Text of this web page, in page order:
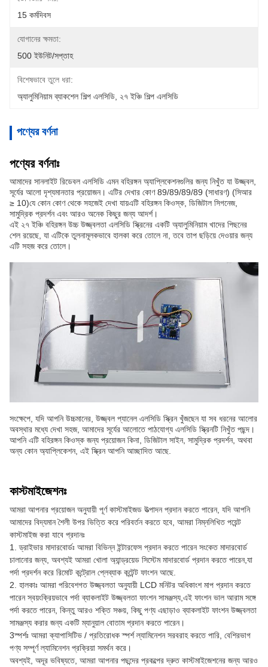
15 কর্মদিবস
যোগানের ক্ষমতা:
500 ইউনিট/সপ্তাহ
বিশেষভাবে তুলে ধরা:
অ্যালুমিনিয়াম ব্যাকশেল শিল্প এলসিডি ২৭ ইঞ্চি শিল্প এলসিডি
পণ্যের বর্ণনা
পণ্যের বর্ণনাঃ
আমাদের সানলাইট রিডেবল এলসিডি এমন বহিরঙ্গন অ্যাপ্লিকেশনগুলির জন্য নিখুঁত যা উজ্জ্বল,
সূর্যের আলো দৃশ্যমানতার প্রয়োজন। এটির দেখার কোণ 89/89/89/89 (সাধারণ) (সিআর
≥ 10)যে কোন কোণ থেকে সহজেই দেখা যায়এটি বহিরঙ্গন কিওস্ক, ডিজিটাল সিগনেজ,
সামুদ্রিক প্রদর্শন এবং আরও অনেক কিছুর জন্য আদর্শ।
এই ২৭ ইঞ্চি বহিরঙ্গন উচ্চ উজ্জ্বলতা এলসিডি স্ক্রিনের একটি অ্যালুমিনিয়াম খাদের পিছনের
শেল রয়েছে, যা এটিকে তুলনামূলকভাবে হালকা করে তোলে না, তবে তাপ ছড়িয়ে দেওয়ার জন্য
এটি সহজ করে তোলে।
সংক্ষেপে, যদি আপনি উচ্চমানের, উজ্জ্বল প্যানেল এলসিডি স্ক্রিন খুঁজছেন যা সব ধরনের আলোর
অবস্থার মধ্যে দেখা সহজ, আমাদের সূর্যের আলোতে পাঠযোগ্য এলসিডি স্ক্রিনটি নিখুঁত পছন্দ।
আপনি এটি বহিরঙ্গন কিওস্ক জন্য প্রয়োজন কিনা, ডিজিটাল সাইন, সামুদ্রিক প্রদর্শন, অথবা
অন্য কোন অ্যাপ্লিকেশন, এই স্ক্রিন আপনি আচ্ছাদিত আছে.
কাস্টমাইজেশনঃ
আমরা আপনার প্রয়োজন অনুযায়ী পূর্ণ কাস্টমাইজড উত্পাদন প্রদান করতে পারেন, যদি আপনি
আমাদের বিদ্যমান শৈলী উপর ভিত্তি করে পরিবর্তন করতে হবে, আমরা নিম্নলিখিত পয়েন্ট
কাস্টমাইজ করা যাবে প্রদানঃ
1. ড্রাইভার মাদারবোর্ডঃ আমরা বিভিন্ন ইন্টারফেস প্রদান করতে পারেন সংকেত মাদারবোর্ড
চালানোর জন্য, অবশ্যই আমরা খোলা অ্যান্ড্রয়েড সিস্টেম মাদারবোর্ড প্রদান করতে পারেন,যা
পর্দা প্রদর্শন করে রিমোট কন্ট্রোল প্লেব্যাক কন্টেন্ট ফাংশন আছে.
2. হালকাঃ আমরা পরিবেশগত উজ্জ্বলতা অনুযায়ী LCD মনিটর অধিকাংশ মাপ প্রদান করতে
পারেন স্বয়ংক্রিয়ভাবে পর্দা ব্যাকলাইট উজ্জ্বলতা ফাংশন সামঞ্জস্য,এই ফাংশন ভাল আরাম সঙ্গে
পর্দা করতে পারেন, কিন্তু আরও শক্তি সঞ্চয়, কিছু পণ্য এছাড়াও ব্যাকলাইট ফাংশন উজ্জ্বলতা
সামঞ্জস্য করার জন্য একটি ম্যানুয়াল বোতাম প্রদান করতে পারেন।
3স্পর্শঃ আমরা ক্যাপাসিটিভ / প্রতিরোধক স্পর্শ ল্যামিনেশন সরবরাহ করতে পারি, বেশিরভাগ
পণ্য সম্পূর্ণ ল্যামিনেশন প্রক্রিয়া সমর্থন করে।
অবশ্যই, অদূর ভবিষ্যতে, আমরা আপনার পছন্দের প্রকল্পের দ্রুত কাস্টমাইজেশনের জন্য আরও